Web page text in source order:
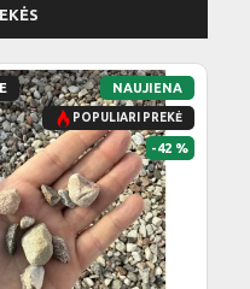
NAUJIENA
POPULIARI PREKĖ
-42 %